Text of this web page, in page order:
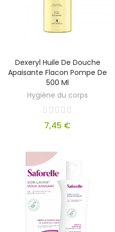
Dexeryl Huile De Douche
Apaisante Flacon Pompe De
500 Ml
Hygiène du corps
7,45 €